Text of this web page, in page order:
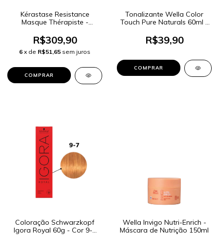
Kérastase Resistance
Masque Thérapiste -
R$309,90
6 x de R$51,65 sem juros
Tonalizante Wella Color
Touch Pure Naturals 60ml -
R$39,90
Coloração Schwarzkopf
Igora Royal 60g - Cor 9-7
Wella Invigo Nutri-Enrich -
Máscara de Nutrição 150ml